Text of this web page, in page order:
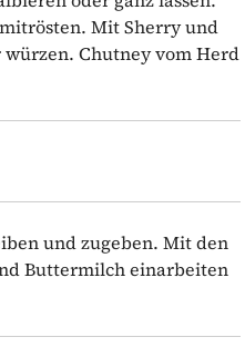
Mit Sherry und
würzen. Chutney vom Herd
und zugeben. Mit den
Buttermilch einarbeiten